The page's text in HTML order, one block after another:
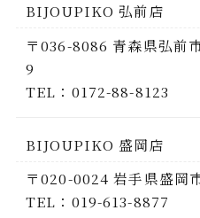
BIJOUPIKO 弘前店
〒036-8086 青森県弘前
9
TEL：0172-88-8123
BIJOUPIKO 盛岡店
〒020-0024 岩手県盛岡
TEL：019-613-8877